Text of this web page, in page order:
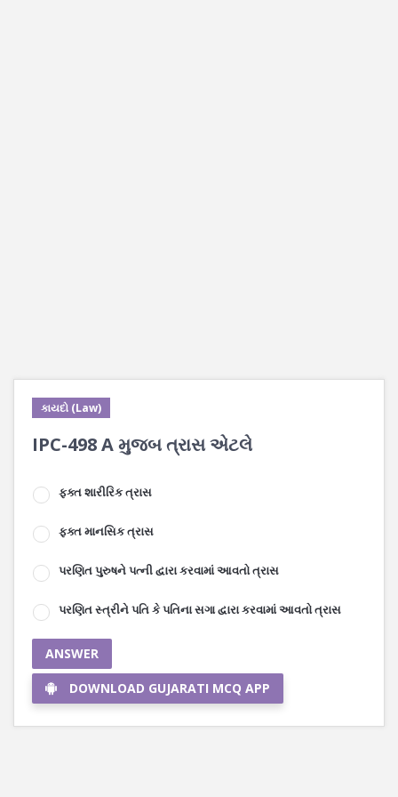
કાયદો (Law)
IPC-498 A મુજબ ત્રાસ એટલે
ફક્ત શારીરિક ત્રાસ
ફક્ત માનસિક ત્રાસ
પરણિત પુરુષને પત્ની દ્વારા કરવામાં આવતો ત્રાસ
પરણિત સ્ત્રીને પતિ કે પતિના સગા દ્વારા કરવામાં આવતો ત્રાસ
ANSWER
DOWNLOAD GUJARATI MCQ APP